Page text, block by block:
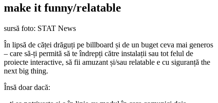
make it funny/relatable
sursă foto: STAT News
În lipsă de căței drăguți pe billboard și de un buget ceva mai generos
– care să-ți permită să te îndrepți către instalații sau tot felul de
proiecte interactive, să fii amuzant și/sau relatable e cu siguranță the
next big thing.
Însă doar dacă: